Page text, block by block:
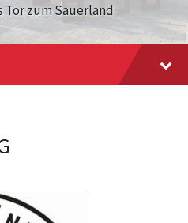
zum Sauerland